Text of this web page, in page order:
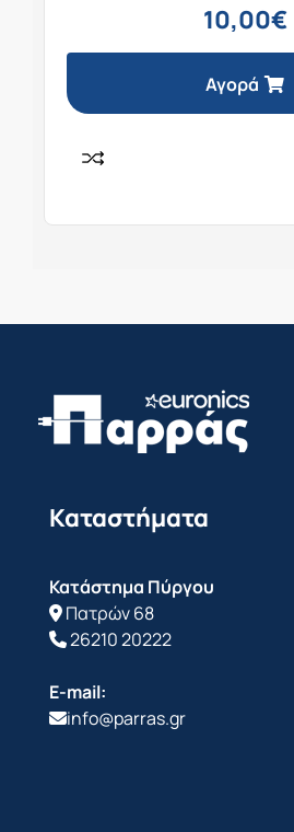
10,00€
Αγορά
Καταστήματα
Κατάστημα Πύργου
Πατρών 68
26210 20222
E-mail:
info@parras.gr